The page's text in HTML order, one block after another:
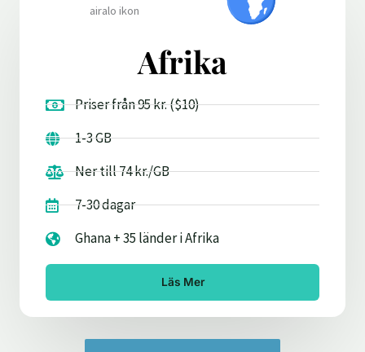
Afrika
Priser från 95 kr. ($10)
1-3 GB
Ner till 74 kr./GB
7-30 dagar
Ghana + 35 länder i Afrika
Läs Mer